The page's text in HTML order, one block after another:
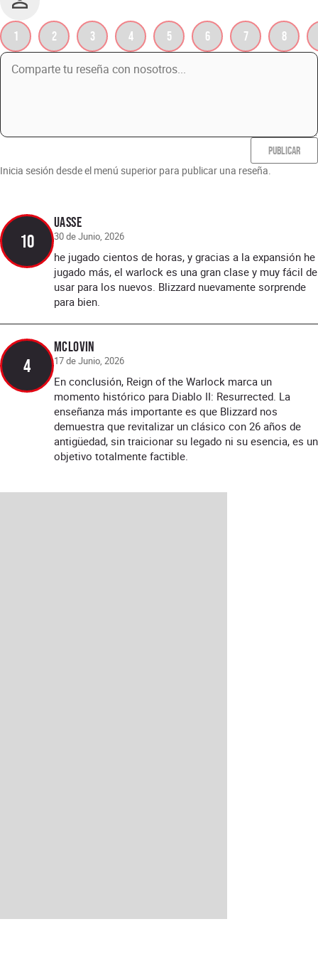
1 2 3 4 5 6 7 8
PUBLICAR
Inicia sesión desde el menú superior para publicar una reseña.
10
Uasse
30 de Junio, 2026
he jugado cientos de horas, y gracias a la expansión he
jugado más, el warlock es una gran clase y muy fácil de
usar para los nuevos. Blizzard nuevamente sorprende
para bien.
4
McLOVIN
17 de Junio, 2026
En conclusión, Reign of the Warlock marca un
momento histórico para Diablo II: Resurrected. La
enseñanza más importante es que Blizzard nos
demuestra que revitalizar un clásico con 26 años de
antigüedad, sin traicionar su legado ni su esencia, es un
objetivo totalmente factible.